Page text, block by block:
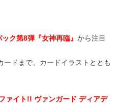
ク第8弾『女神再臨』 から注目
ードまで、カードイラストととも
ファイト!! ヴァンガード ディアデ